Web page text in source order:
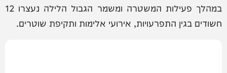
במהלך פעילות המשטרה ומשמר הגבול הלילה נעצרו 12
חשודים בגין התפרעויות, אירועי אלימות ותקיפת שוטרים.